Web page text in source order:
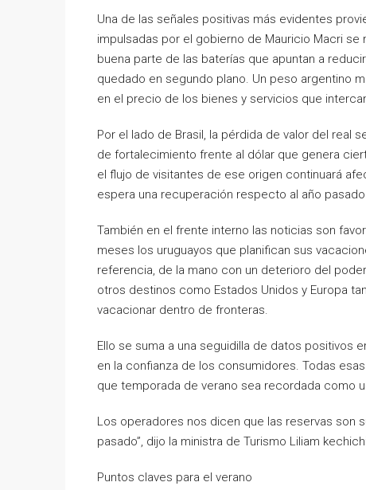
Una de las señales positivas más evidentes
impulsadas por el gobierno de Mauricio Macri
buena parte de las baterías que apuntan a
quedado en segundo plano. Un peso argentino
en el precio de los bienes y servicios que
Por el lado de Brasil, la pérdida de valor del real
de fortalecimiento frente al dólar que genera
el flujo de visitantes de ese origen continuará
espera una recuperación respecto al año
También en el frente interno las noticias son
meses los uruguayos que planifican sus
referencia, de la mano con un deterioro del
otros destinos como Estados Unidos y Europa
vacacionar dentro de fronteras.
Ello se suma a una seguidilla de datos positivos
en la confianza de los consumidores. Todas
que temporada de verano sea recordada como
Los operadores nos dicen que las reservas son
pasado”, dijo la ministra de Turismo Liliam
Puntos claves para el verano